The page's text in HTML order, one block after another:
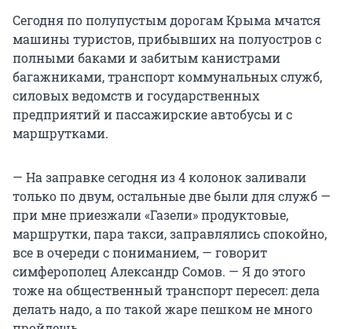
Сегодня по полупустым дорогам Крыма мчатся
машины туристов, прибывших на полуостров с
полными баками и забитым канистрами
багажниками, транспорт коммунальных служб,
силовых ведомств и государственных
предприятий и пассажирские автобусы и с
маршрутками.
— На заправке сегодня из 4 колонок заливали
только по двум, остальные две были для служб —
при мне приезжали «Газели» продуктовые,
маршрутки, пара такси, заправлялись спокойно,
все в очереди с пониманием, — говорит
симферополец Александр Сомов. — Я до этого
тоже на общественный транспорт пересел: дела
делать надо, а по такой жаре пешком не много